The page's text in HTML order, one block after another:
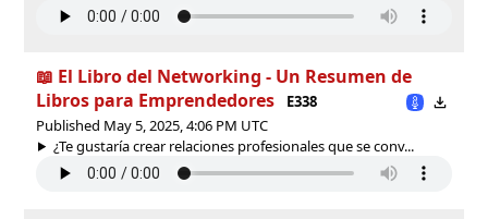
📖 El Libro del Networking - Un Resumen de
Libros para Emprendedores
E338
Published May 5, 2025, 4:06 PM UTC
¿Te gustaría crear relaciones profesionales que se conv...